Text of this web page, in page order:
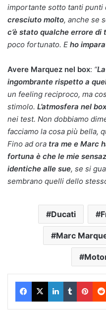
importante sotto tanti punti
cresciuto molto, anche se
c’è stato qualche errore di
poco fortunato. E ho
Avere Marquez nel box: “
ingombrante rispetto a
un feeling reciproco, ma
stimolo. L’atmosfera nel
nei test. Non dobbiamo
facciamo la cosa più bella,
Fino ad ora tra me e Marc
fortuna è che le mie
identiche alle sue, se si
sembrano quelli dello
Ducati
Marc
Facebook
X LinkedIn
Tumblr